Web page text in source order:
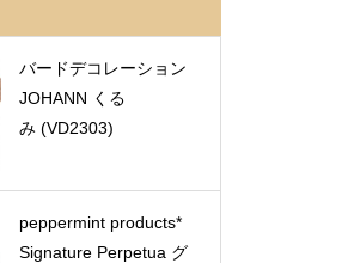
バードデコレーション
JOHANN くる
み (VD2303)
peppermint products*
Signature Perpetua グ